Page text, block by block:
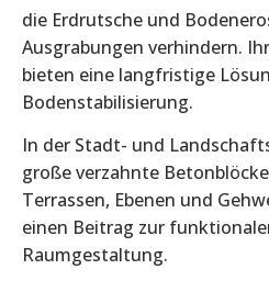
die Erdrutsche und
Ausgrabungen verhindern.
bieten eine langfristige
Bodenstabilisierung.
In der Stadt- und
große verzahnte
Terrassen, Ebenen und
einen Beitrag zur
Raumgestaltung.